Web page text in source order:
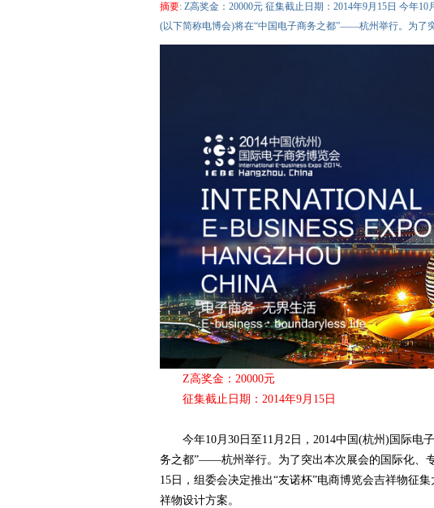
摘要: Z高奖金：20000元 征集截止日期：2014年9月15日 今年
(以下简称电博会)将在“中国电子商务之都”——杭州举行。为了
Z高奖金：20000元
征集截止日期：2014年9月15日
今年10月30日至11月2日，2014中国(杭州)国际电
务之都”——杭州举行。为了突出本次展会的国际化、
15日，组委会决定推出“友诺杯”电商博览会吉祥物征
祥物设计方案。